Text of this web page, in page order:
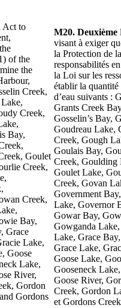
Act to
of the
the
Creek,
Creek,
Bay,
Goulet
Creek,
Creek,
Bay,
Grace
Lake,
Goose
Lake,
River,
Gordon
Gordons
M20. Deuxième
visant à exiger
la Protection de
responsabilités
la Loi sur les
établir la quantité
d’eau suivants :
Grants Creek
Gosselin’s Bay,
Goudreau Lake,
Creek, Gough
Goulais Bay,
Creek, Goulding
Goulet Lake,
Creek, Govan
Government
Lake, Governor
Gowar Bay,
Gowganda
Lake, Grace
Grace Lake,
Goose Lake,
Gooseneck
Goose River,
Creek, Gordon
et Gordons